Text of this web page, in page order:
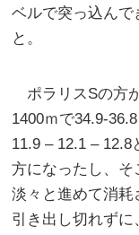
ベルで突っ込ん
と。
ポラリスSの方
1400ｍで34.9-
11.9 – 12.1 –
方になったし、そ
淡々と進めて消
引き出し切れず